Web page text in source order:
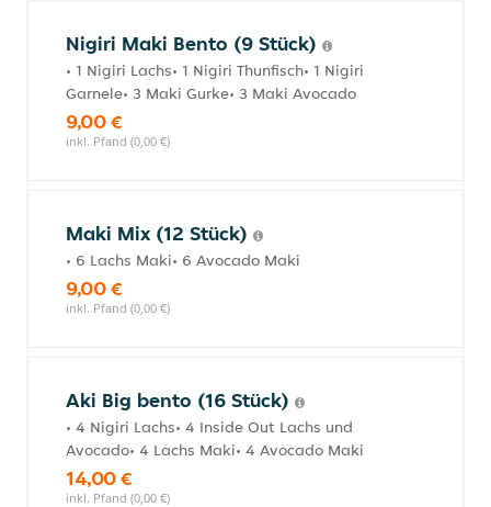
Nigiri Maki Bento (9 Stück)
• 1 Nigiri Lachs• 1 Nigiri Thunfisch• 1 Nigiri
Garnele• 3 Maki Gurke• 3 Maki Avocado
9,00 €
inkl. Pfand (0,00 €)
Maki Mix (12 Stück)
• 6 Lachs Maki• 6 Avocado Maki
9,00 €
inkl. Pfand (0,00 €)
Aki Big bento (16 Stück)
• 4 Nigiri Lachs• 4 Inside Out Lachs und
Avocado• 4 Lachs Maki• 4 Avocado Maki
14,00 €
inkl. Pfand (0,00 €)